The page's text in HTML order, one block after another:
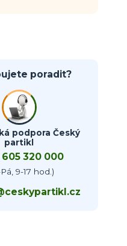
poradit?
podpora Český
partikl
605 320 000
9-17 hod.)